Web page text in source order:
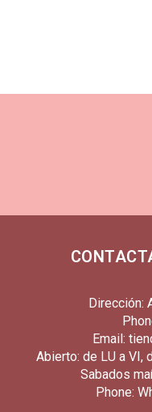
Dirección:
Email:
Abierto: de LU a VI,
Sabados
Phone: